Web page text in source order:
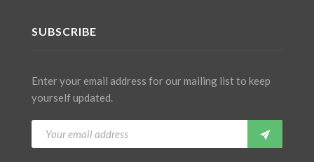
SUBSCRIBE
Enter your email address for our mailing list to keep
yourself updated.